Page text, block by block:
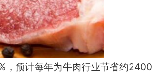
预计每年为牛肉行业节省约2400